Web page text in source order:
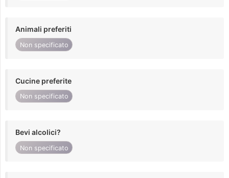
Animali preferiti
Non specificato
Cucine preferite
Non specificato
Bevi alcolici?
Non specificato